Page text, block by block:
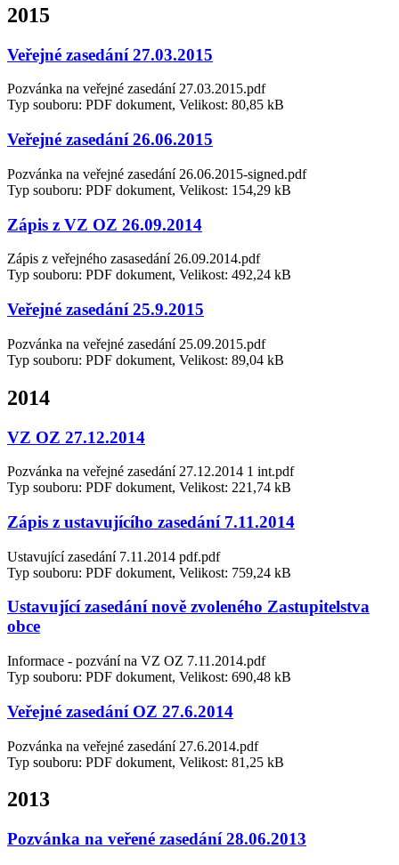
2015
Veřejné zasedání 27.03.2015
Pozvánka na veřejné zasedání 27.03.2015.pdf
Typ souboru: PDF dokument, Velikost: 80,85 kB
Veřejné zasedání 26.06.2015
Pozvánka na veřejné zasedání 26.06.2015-signed.pdf
Typ souboru: PDF dokument, Velikost: 154,29 kB
Zápis z VZ OZ 26.09.2014
Zápis z veřejného zasasedání 26.09.2014.pdf
Typ souboru: PDF dokument, Velikost: 492,24 kB
Veřejné zasedání 25.9.2015
Pozvánka na veřejné zasedání 25.09.2015.pdf
Typ souboru: PDF dokument, Velikost: 89,04 kB
2014
VZ OZ 27.12.2014
Pozvánka na veřejné zasedání 27.12.2014 1 int.pdf
Typ souboru: PDF dokument, Velikost: 221,74 kB
Zápis z ustavujícího zasedání 7.11.2014
Ustavující zasedání 7.11.2014 pdf.pdf
Typ souboru: PDF dokument, Velikost: 759,24 kB
Ustavující zasedání nově zvoleného Zastupitelstva
obce
Informace - pozvání na VZ OZ 7.11.2014.pdf
Typ souboru: PDF dokument, Velikost: 690,48 kB
Veřejné zasedání OZ 27.6.2014
Pozvánka na veřejné zasedání 27.6.2014.pdf
Typ souboru: PDF dokument, Velikost: 81,25 kB
2013
Pozvánka na veřené zasedání 28.06.2013